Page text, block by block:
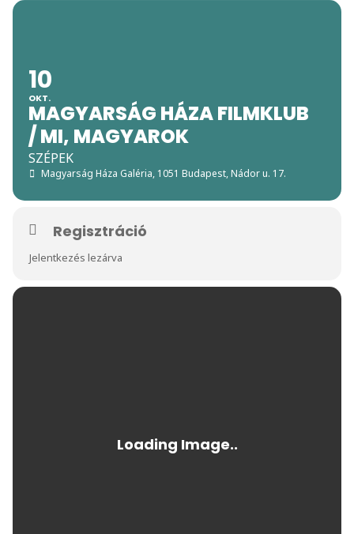
10
OKT.
MAGYARSÁG HÁZA FILMKLUB
/ MI, MAGYAROK
SZÉPEK
Magyarság Háza Galéria, 1051 Budapest, Nádor u. 17.
Regisztráció
Jelentkezés lezárva